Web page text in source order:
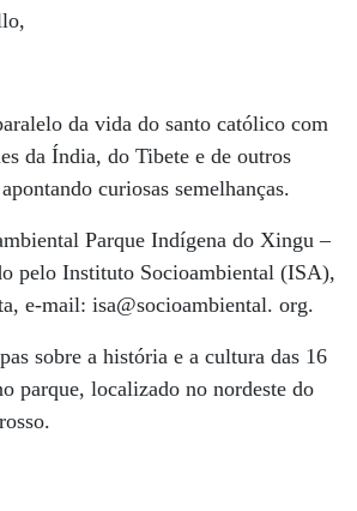
da vida do santo católico com
da Índia, do Tibete e de outros
curiosas semelhanças.
Parque Indígena do Xingu –
pelo Instituto Socioambiental (ISA),
e-mail: isa@socioambiental. org.
sobre a história e a cultura das 16
parque, localizado no nordeste do